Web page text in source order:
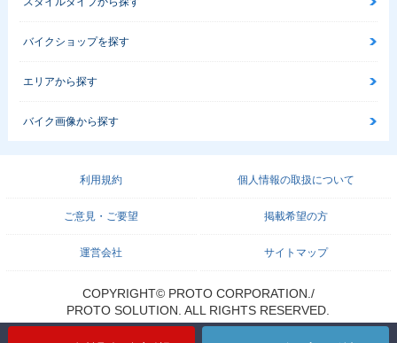
バイクショップを探す
エリアから探す
バイク画像から探す
利用規約 個人情報の取扱について
ご意見・ご要望 掲載希望の方
運営会社 サイトマップ
COPYRIGHT© PROTO CORPORATION./
PROTO SOLUTION. ALL RIGHTS RESERVED.